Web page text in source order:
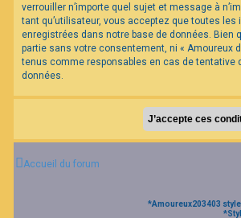
verrouiller n’importe quel sujet et message à
tant qu’utilisateur, vous acceptez que toutes
enregistrées dans notre base de données.
partie sans votre consentement, ni « Amoureux
tenus comme responsables en cas de
données.
Accueil du forum
*Amoureux203403
*